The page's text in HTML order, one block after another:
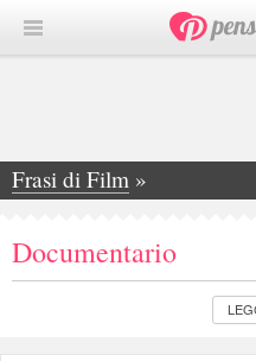
Frasi di Film »
Documentario
Documentario